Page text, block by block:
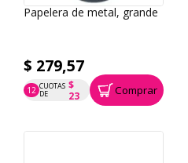
Papelera de metal, grande
$ 279,57
12 CUOTAS
DE
$
23
P.T.F. $ 280 Comprar